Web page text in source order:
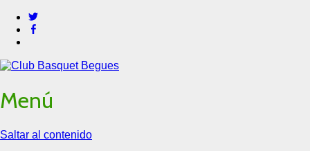
Menú
Saltar al contenido